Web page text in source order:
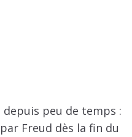
peu de temps :
Freud dès la fin du